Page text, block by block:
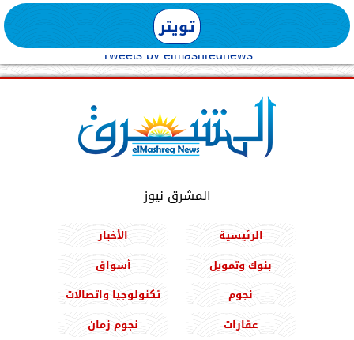
تويتر
Tweets by elmashreqnews
المشرق نيوز
الرئيسية
الأخبار
بنوك وتمويل
أسواق
نجوم
تكنولوجيا واتصالات
عقارات
نجوم زمان